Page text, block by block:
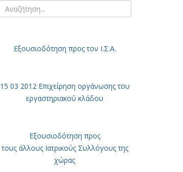
Εξουσιοδότηση προς τον Ι.Σ.Α.
15 03 2012 Επιχείρηση οργάνωσης του
εργαστηριακού κλάδου
Εξουσιοδότηση προς
τους άλλους Ιατρικούς Συλλόγους της
χώρας